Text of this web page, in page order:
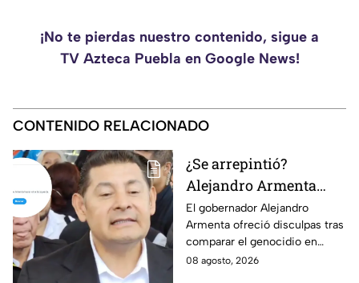
¡No te pierdas nuestro contenido, sigue a
TV Azteca Puebla en Google News!
CONTENIDO RELACIONADO
¿Se arrepintió?
Alejandro Armenta
elimina disculpas tras
comparar genocidio
palestino con baches;
Morena calla
El gobernador Alejandro
Armenta ofreció disculpas tras
comparar el genocidio en
Palestina con baches; sin
08 agosto, 2026